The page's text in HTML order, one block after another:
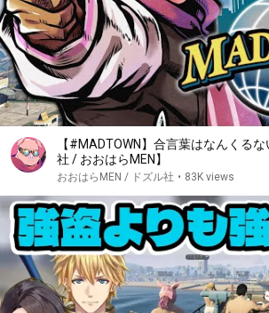
【#MADTOWN】合言葉はなんくる
社 / おおはらMEN】
おおはらMEN / ドズル社 • 83K views